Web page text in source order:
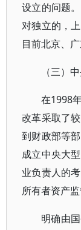
设立的问题
对独立的，
目前北京、
（三）
在1998
改革采取了
到财政部等
成立中央大
业负责人的
所有者资产监
明确由